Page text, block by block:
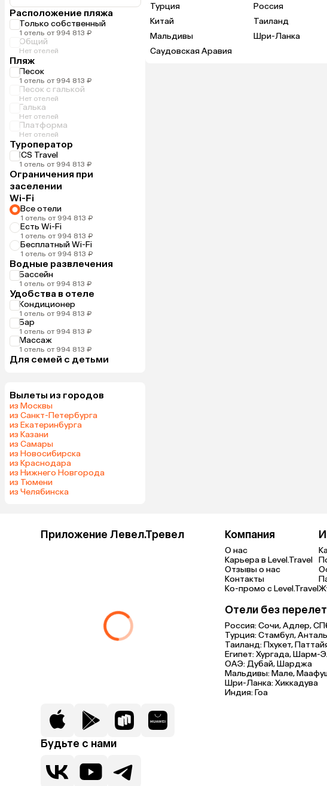
Расположение пляжа
Только собственный
1 отель от 994 813 ₽
Общий
Нет отелей
Пляж
Песок
1 отель от 994 813 ₽
Песок с галькой
Нет отелей
Галька
Нет отелей
Платформа
Нет отелей
Туроператор
ICS Travel
1 отель от 994 813 ₽
Ограничения при
заселении
Wi-Fi
Все отели
1 отель от 994 813 ₽
Есть Wi-Fi
1 отель от 994 813 ₽
Бесплатный Wi-Fi
1 отель от 994 813 ₽
Водные развлечения
Бассейн
1 отель от 994 813 ₽
Удобства в отеле
Кондиционер
1 отель от 994 813 ₽
Бар
1 отель от 994 813 ₽
Массаж
1 отель от 994 813 ₽
Для семей с детьми
Вылеты из городов
из Москвы
из Санкт-Петербурга
из Екатеринбурга
из Казани
из Самары
из Новосибирска
из Краснодара
из Нижнего Новгорода
из Тюмени
из Челябинска
Турция Россия
Китай
Таиланд
Мальдивы
Шри-Ланка
Саудовская Аравия
Приложение Левел.Тревел
Будьте с нами
Компания
О нас
Карьера в Level.Travel
Отзывы о нас
Контакты
Ко-промо с Level.Travel
Отели без
Россия:Сочи,Адлер,
Турция:Стамбул,
Таиланд:Пхукет,
Египет:Хургада,Шарм-
ОАЭ:Дубай,Шарджа
Мальдивы:Мале,
Шри-Ланка:Хиккадува
Индия:Гоа